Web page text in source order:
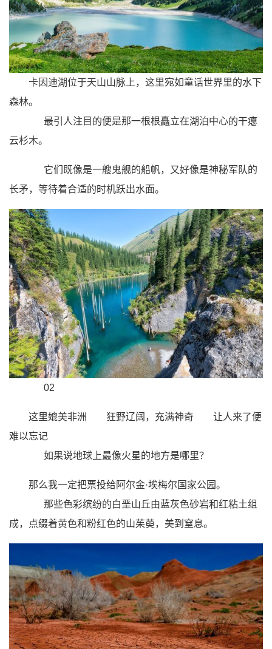
卡因迪湖位于天山山脉上，这里宛如童话世界里的水下
森林。
最引人注目的便是那一根根矗立在湖泊中心的干瘪
云杉木。
它们既像是一艘鬼舰的船帆，又好像是神秘军队的
长矛，等待着合适的时机跃出水面。
02
这里媲美非洲 狂野辽阔，充满神奇
让人来了便
难以忘记
如果说地球上最像火星的地方是哪里？
那么我一定把票投给 阿尔金·埃梅尔国家公园。
那些色彩缤纷的白垩山丘由蓝灰色砂岩和红粘土组
成，点缀着黄色和粉红色的山茱萸，美到窒息。